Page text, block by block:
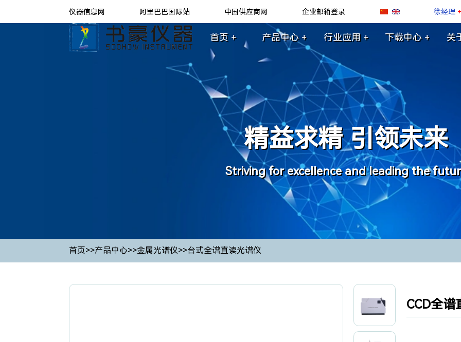
仪器信息网 阿里巴巴国际站 中国供应商网 企业邮箱登录 徐经理
首页 + 产品中心 + 行业应用 + 下载中心 + 关
精益求精 引领未来
Striving for excellence and leading the
首页>>产品中心>>金属光谱仪>>台式全谱直读光谱仪
CCD全谱